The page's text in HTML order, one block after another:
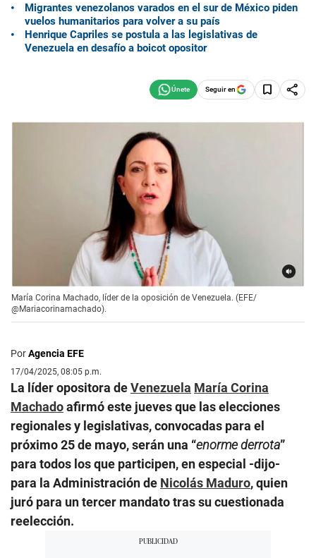
Migrantes venezolanos varados en el sur de México piden
vuelos humanitarios para volver a su país
Henrique Capriles se postula a las legislativas de
Venezuela en desafío a boicot opositor
Seguir en
María Corina Machado, líder de la oposición de Venezuela. (EFE/
@Mariacorinamachado).
PorAgencia EFE
17/04/2025, 08:05 p.m.
La líder opositora deVenezuela María Corina
Machadoafirmó este jueves que las elecciones
regionales y legislativas, convocadas para el
próximo 25 de mayo, serán una “enorme derrota”
para todos los que participen, en especial -dijo-
para la Administración de Nicolás Maduro, quien
juró para un tercer mandato tras su cuestionada
reelección.